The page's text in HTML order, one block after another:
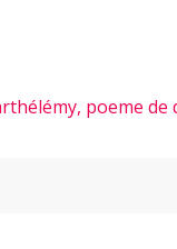
poeme